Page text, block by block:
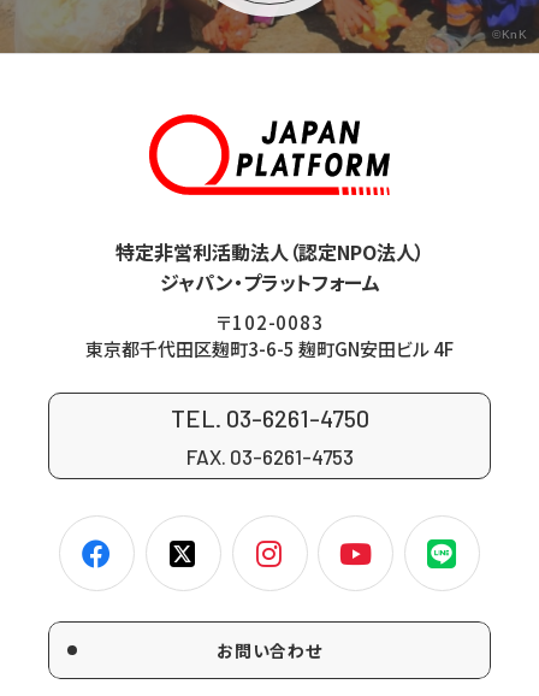
©KnK
特定非営利活動法人（認定NPO法人）
ジャパン・プラットフォーム
〒102-0083
東京都千代田区麹町3-6-5 麹町GN安田ビル 4F
TEL. 03-6261-4750
FAX. 03-6261-4753
お問い合わせ